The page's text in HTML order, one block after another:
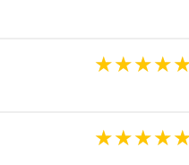
★★★★
★★★★